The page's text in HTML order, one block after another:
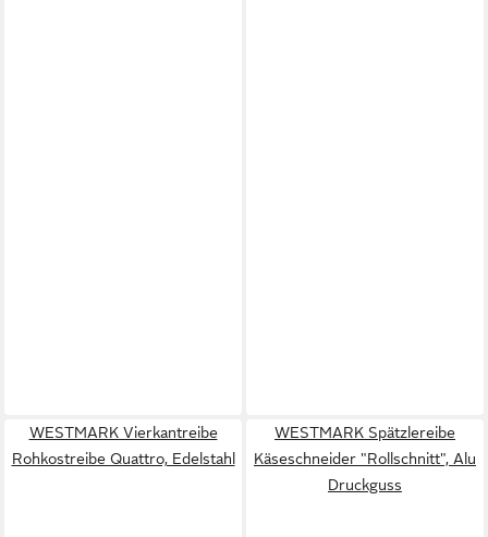
WESTMARK Vierkantreibe
Rohkostreibe Quattro, Edelstahl
WESTMARK Spätzlereibe
Käseschneider "Rollschnitt", Alu
Druckguss